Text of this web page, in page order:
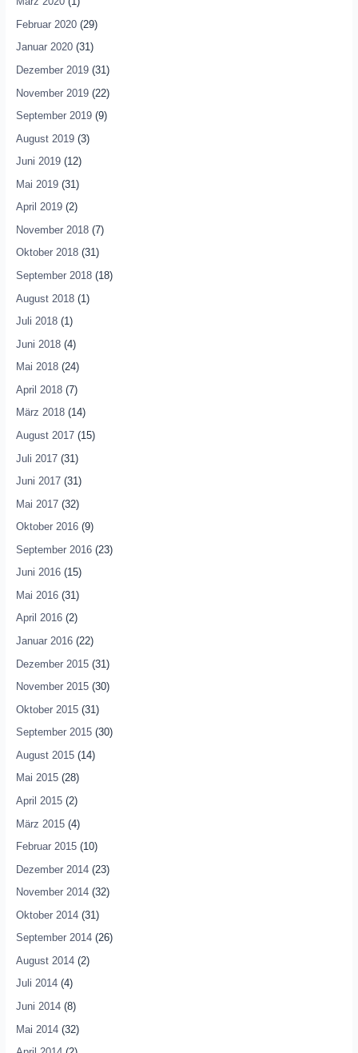
Februar 2020(29)
Januar 2020(31)
Dezember 2019(31)
November 2019(22)
September 2019(9)
August 2019(3)
Juni 2019(12)
Mai 2019(31)
April 2019(2)
November 2018(7)
Oktober 2018(31)
September 2018(18)
August 2018(1)
Juli 2018(1)
Juni 2018(4)
Mai 2018(24)
April 2018(7)
März 2018(14)
August 2017(15)
Juli 2017(31)
Juni 2017(31)
Mai 2017(32)
Oktober 2016(9)
September 2016(23)
Juni 2016(15)
Mai 2016(31)
April 2016(2)
Januar 2016(22)
Dezember 2015(31)
November 2015(30)
Oktober 2015(31)
September 2015(30)
August 2015(14)
Mai 2015(28)
April 2015(2)
März 2015(4)
Februar 2015(10)
Dezember 2014(23)
November 2014(32)
Oktober 2014(31)
September 2014(26)
August 2014(2)
Juli 2014(4)
Juni 2014(8)
Mai 2014(32)